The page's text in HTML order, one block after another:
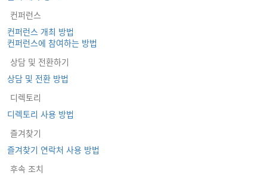
컨퍼런스
컨퍼런스 개최 방법
컨퍼런스에 참여하는 방법
상담 및 전환하기
상담 및 전환 방법
디렉토리
디렉토리 사용 방법
즐겨찾기
즐겨찾기 연락처 사용 방법
후속 조치